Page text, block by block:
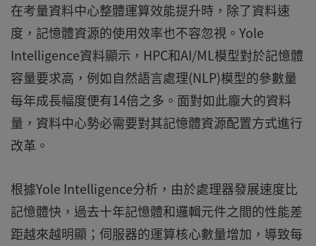
在考量資料中心整體運算效能提升時，除了資料速
度，記憶體資源的使用效率也不容忽視。Yole
Intelligence資料顯示，HPC和AI/ML模型對於記憶體
容量要求高，例如自然語言處理(NLP)模型的參數量
每年成長幅度便有14倍之多。面對如此龐大的資料
量，資料中心勢必需要對其記憶體資源配置方式進行
改革。
根據Yole Intelligence分析，由於處理器發展速度比
記憶體快，過去十年記憶體和邏輯元件之間的性能差
距越來越明顯；伺服器的運算核心數量增加，導致每